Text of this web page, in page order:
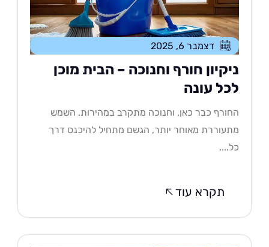
דצמבר 6, 2025
חורף וחנוכה – הבית מוכן
עונה
כבר כאן, וחנוכה מתקרב במהירות. השמש
מאוחר יותר, הגשם מתחיל להיכנס דרך
תקרא עוד